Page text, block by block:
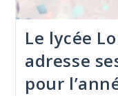
Le lycée
adresse
pour